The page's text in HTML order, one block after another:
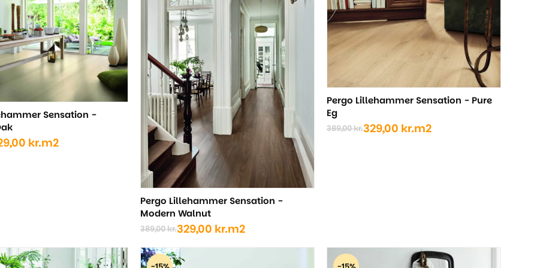
Sensation -
kr.m2
Pergo Lillehammer Sensation -
Modern Walnut
389,00kr.
Den
oprindelige
pris
329,00 kr.
Den
aktuelle
pris
m2
Pergo Lillehammer Sensation - Pure
Eg
389,00kr.
Den
329,00 kr.
Den
m2